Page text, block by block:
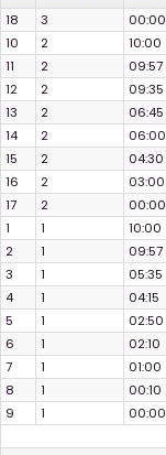
18 3 00:00
10
2 10:00
11
2 09:57
12
2 09:35
13
2 06:45
14
2 06:00
15
2 04:30
16
2 03:00
17
2 00:00
1
1 10:00
2
1 09:57
3
1 05:35
4
1 04:15
5
1 02:50
6
1 02:10
7
1 01:00
8
1 00:10
9
1 00:00